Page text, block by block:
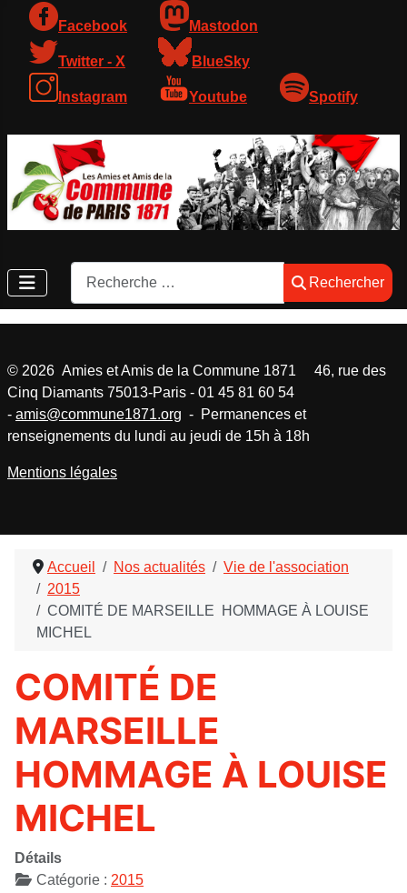
Facebook Mastodon
Twitter - X BlueSky
Instagram Youtube Spotify
Rechercher
Rechercher
Accueil Nos actualités
Vie de l'association
2015
COMITÉ DE MARSEILLE HOMMAGE À LOUISE
MICHEL
COMITÉ DE
MARSEILLE
HOMMAGE À LOUISE
MICHEL
Détails
Catégorie : 2015
© 2026 Amies et Amis de la Commune 1871 46, rue des
Cinq Diamants 75013-Paris - 01 45 81 60 54
- amis@commune1871.org - Permanences et
renseignements du lundi au jeudi de 15h à 18h
Mentions légales